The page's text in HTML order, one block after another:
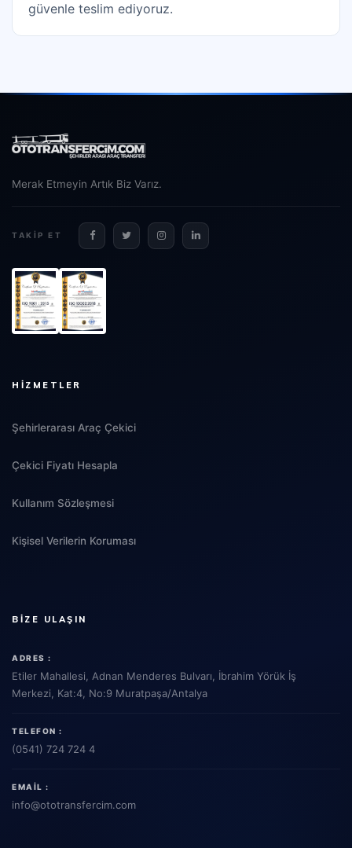
güvenle teslim ediyoruz.
Merak Etmeyin Artık Biz Varız.
TAKIP ET
HIZMETLER
Şehirlerarası Araç Çekici
Çekici Fiyatı Hesapla
Kullanım Sözleşmesi
Kişisel Verilerin Koruması
BIZE ULAŞIN
ADRES :
Etiler Mahallesi, Adnan Menderes Bulvarı, İbrahim Yörük İş
Merkezi, Kat:4, No:9 Muratpaşa/Antalya
TELEFON :
(0541) 724 724 4
EMAIL :
info@ototransfercim.com